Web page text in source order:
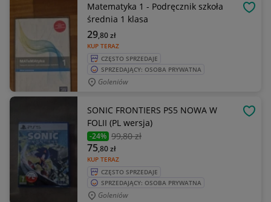
Matematyka 1 - Podręcznik szkoła
średnia 1 klasa
KUP TERAZ
29,80zł
CZĘSTO SPRZEDAJE
SPRZEDAJĄCY: OSOBA PRYWATNA
Goleniów
SONIC FRONTIERS PS5 NOWA W
FOLII (PL wersja)
-24% 99,80 zł
KUP TERAZ
75,80zł
CZĘSTO SPRZEDAJE
SPRZEDAJĄCY: OSOBA PRYWATNA
Goleniów